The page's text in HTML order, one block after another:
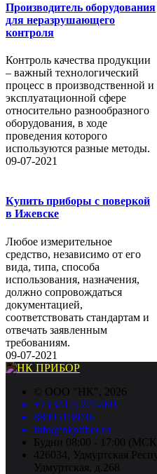
Производитель оборудования
для неразрушающего
контроля
Контроль качества продукции
– важный технологический
процесс в производственной и
эксплуатационной сфере
относительно разнообразного
оборудования, в ходе
проведения которого
используются разные методы.
09-07-2021
Купить приборы с поверкой
в Ижевске
Любое измерительное
средство, независимо от его
вида, типа, способа
использования, назначения,
должно сопровождаться
документацией,
соответствовать стандартам и
отвечать заявленным
требованиям.
09-07-2021
© ООО "НК", 2026
+7 (3412) 277-001
88005118036
info@nkpribor.ru
Будни 08:00 - 17:00
426034, Удмуртская
Удмуртская, д.268